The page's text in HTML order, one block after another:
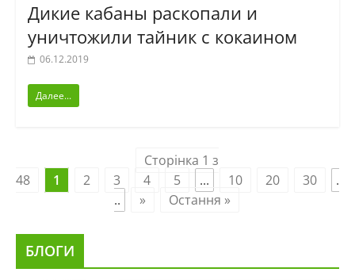
Дикие кабаны раскопали и
уничтожили тайник с кокаином
06.12.2019
Далее...
Сторінка 1 з
48
1 2 3 4 5 ... 10 20 30
.
..
» Остання »
БЛОГИ